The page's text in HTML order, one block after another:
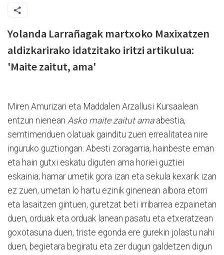
Yolanda Larrañagak martxoko Maxixatzen
aldizkarirako idatzitako iritzi artikulua:
'Maite zaitut, ama'
Miren Amurizari eta Maddalen Arzallusi Kursaalean
entzun nienean Asko maite zaitut amaabestia,
semtimenduen olatuak gainditu zuen errealitatea nire
inguruko guztiongan. Abesti zoragarria, hainbeste eman
eta hain gutxi eskatu diguten ama horiei guztiei
eskainia; hamar umetik gora izan eta sekula kexarik izan
ez zuen, umetan lo hartu ezinik ginenean albora etorri
eta lasaitzen gintuen, guretzat beti irribarrea ezpainetan
duen, orduak eta orduak lanean pasatu eta etxeratzean
goxotasuna duen, triste egonda ere gurekin jolastu nahi
duen, begietara begiratu eta zer dugun galdetzen digun